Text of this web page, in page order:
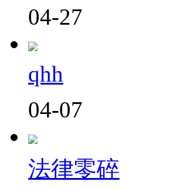
04-27
qhh
04-07
法律零碎